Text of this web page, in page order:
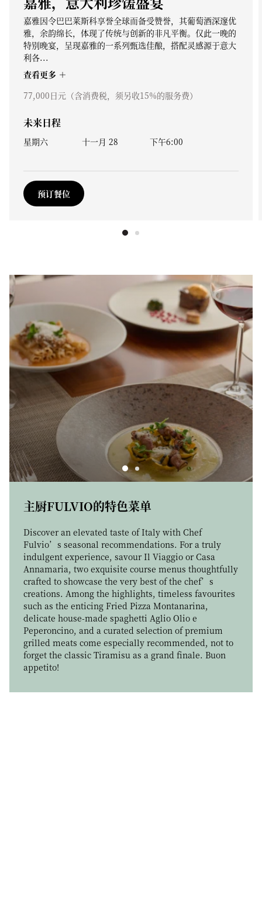
嘉雅因令巴巴莱斯科享誉全球而备受赞誉，其葡萄酒深邃优
雅，余韵绵长，体现了传统与创新的非凡平衡。仅此一晚的
特别晚宴，呈现嘉雅的一系列甄选佳酿，搭配灵感源于意大
利各...
查看更多
77,000日元（含消费税，须另收15%的服务费）
未来日程
星期六 十一月 28 下午6:00
预订餐位
主厨FULVIO的特色菜单
Discover an elevated taste of Italy with Chef
Fulvio’s seasonal recommendations. For a truly
indulgent experience, savour Il Viaggio or Casa
Annamaria, two exquisite course menus thoughtfully
crafted to showcase the very best of the chef’s
creations. Among the highlights, timeless favourites
such as the enticing Fried Pizza Montanarina,
delicate house-made spaghetti Aglio Olio e
Peperoncino, and a curated selection of premium
grilled meats come especially recommended, not to
forget the classic Tiramisu as a grand finale. Buon
appetito!
早餐菜单
Begin your day with a sumptuous buffet breakfast
featuring an array of culinary delights, ranging from
classic Western favourites to authentic Japanese
dishes.